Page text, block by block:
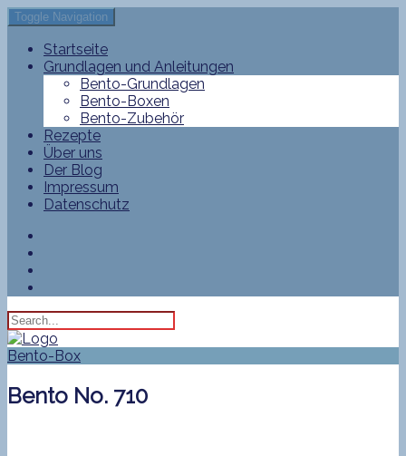
Toggle Navigation
Startseite
Grundlagen und Anleitungen
Bento-Grundlagen
Bento-Boxen
Bento-Zubehör
Rezepte
Über uns
Der Blog
Impressum
Datenschutz
Bento-Box
Bento No. 710